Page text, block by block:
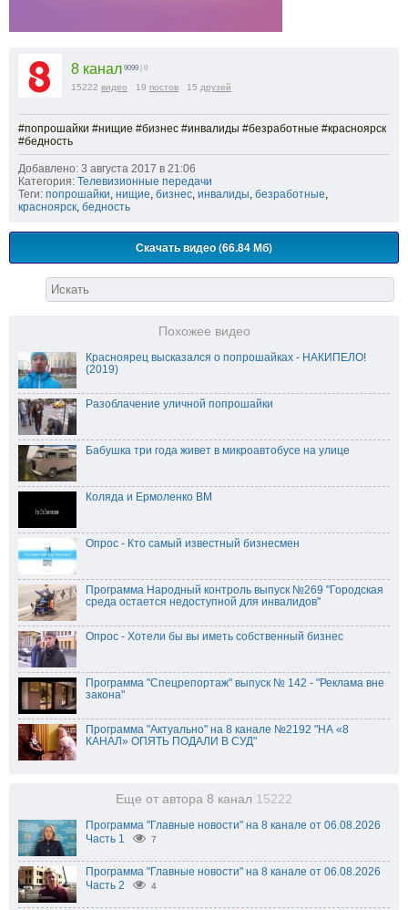
8 канал 9099 | 0
15222 видео 19 постов 15 друзей
#попрошайки #нищие #бизнес #инвалиды #безработные #красноярск
#бедность
Добавлено: 3 августа 2017 в 21:06
Категория: Телевизионные передачи
Теги: попрошайки нищие бизнес инвалиды безработные
красноярск бедность
Скачать видео (66.84 Мб)
Похожее видео
Красноярец высказался о попрошайках - НАКИПЕЛО!
(2019)
Разоблачение уличной попрошайки
Бабушка три года живет в микроавтобусе на улице
Коляда и Ермоленко ВМ
Опрос - Кто самый известный бизнесмен
Программа Народный контроль выпуск №269 "Городская
среда остается недоступной для инвалидов"
Опрос - Хотели бы вы иметь собственный бизнес
Программа "Спецрепортаж" выпуск № 142 - "Реклама вне
закона"
Программа "Актуально" на 8 канале №2192 "НА «8
КАНАЛ» ОПЯТЬ ПОДАЛИ В СУД"
Еще от автора 8 канал 15222
Программа "Главные новости" на 8 канале от 06.08.2026
Часть 1
7
Программа "Главные новости" на 8 канале от 06.08.2026
Часть 2
4